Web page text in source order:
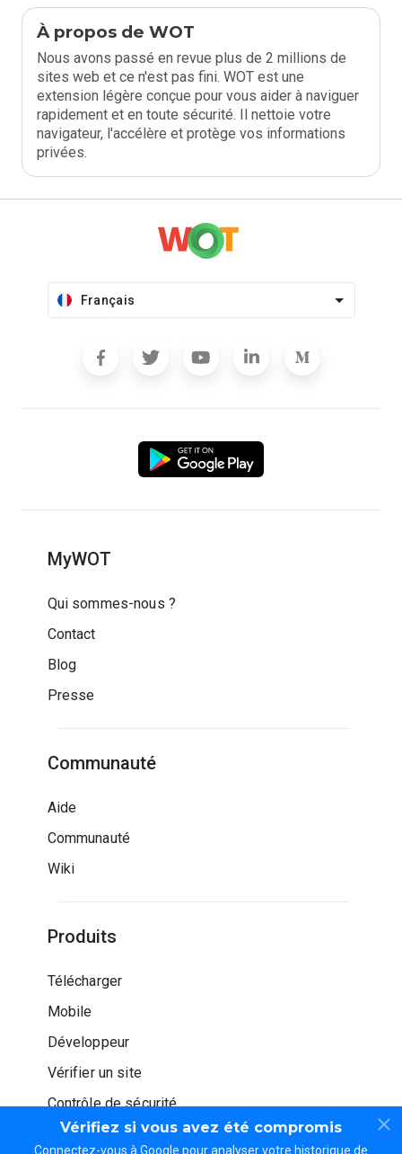
Vérifiez si vous avez été compromis
Connectez-vous à Google pour analyser votre historique de
À propos de WOT
Nous avons passé en revue plus de 2 millions de
sites web et ce n'est pas fini. WOT est une
extension légère conçue pour vous aider à naviguer
rapidement et en toute sécurité. Il nettoie votre
navigateur, l'accélère et protège vos informations
privées.
Français
MyWOT
Qui sommes-nous ?
Contact
Blog
Presse
Communauté
Aide
Communauté
Wiki
Produits
Télécharger
Mobile
Développeur
Vérifier un site
Contrôle de sécurité